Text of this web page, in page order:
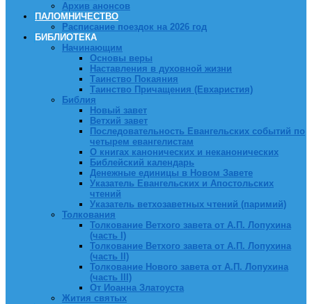
Архив анонсов
ПАЛОМНИЧЕСТВО
Расписание поездок на 2026 год
БИБЛИОТЕКА
Начинающим
Основы веры
Наставления в духовной жизни
Таинство Покаяния
Таинство Причащения (Евхаристия)
Библия
Новый завет
Ветхий завет
Последовательность Евангельских событий по
четырем евангелистам
О книгах канонических и неканонических
Библейский календарь
Денежные единицы в Новом Завете
Указатель Евангельских и Апостольских
чтений
Указатель ветхозаветных чтений (паримий)
Толкования
Толкование Ветхого завета от А.П. Лопухина
(часть I)
Толкование Ветхого завета от А.П. Лопухина
(часть II)
Толкование Нового завета от А.П. Лопухина
(часть III)
От Иоанна Златоуста
Жития святых